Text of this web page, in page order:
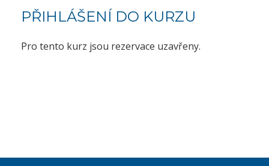
PŘIHLÁŠENÍ DO KURZU
Pro tento kurz jsou rezervace uzavřeny.